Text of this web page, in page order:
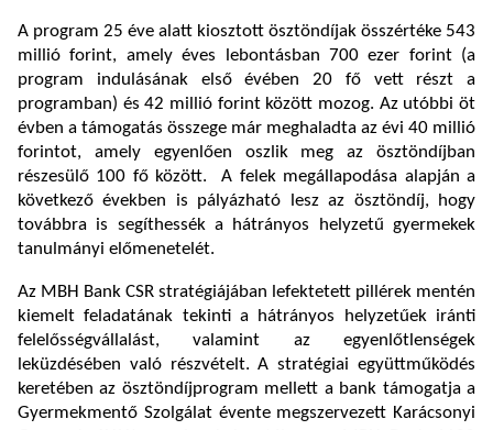
A program 25 éve alatt kiosztott ösztöndíjak összértéke 543
millió forint, amely éves lebontásban 700 ezer forint (a
program indulásának első évében 20 fő vett részt a
programban) és 42 millió forint között mozog. Az utóbbi öt
évben a támogatás összege már meghaladta az évi 40 millió
forintot, amely egyenlően oszlik meg az ösztöndíjban
részesülő 100 fő között.
A felek megállapodása alapján a
következő években is pályázható lesz az ösztöndíj, hogy
továbbra is segíthessék a hátrányos helyzetű gyermekek
tanulmányi előmenetelét.
Az MBH Bank CSR stratégiájában lefektetett pillérek mentén
kiemelt feladatának tekinti a hátrányos helyzetűek iránti
felelősségvállalást, valamint az egyenlőtlenségek
leküzdésében való részvételt. A stratégiai együttműködés
keretében az ösztöndíjprogram mellett a bank támogatja a
Gyermekmentő Szolgálat évente megszervezett Karácsonyi